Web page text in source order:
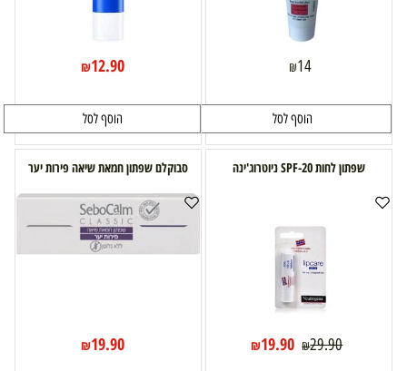
₪14
הוסף לסל
₪12.90
הוסף לסל
שפתון לחות SPF-20 ניוטרוג'ינה
₪29.90
₪19.90
סבוקלם שפתון חמאת שיאה פירות יער
₪19.90